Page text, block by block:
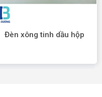
Đèn xông tinh dầu hộp